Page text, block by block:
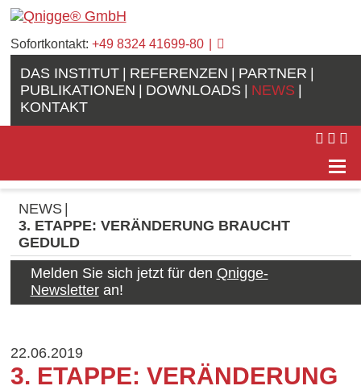
Sofortkontakt: +49 8324 41699-80
DAS INSTITUT REFERENZEN
PARTNER
PUBLIKATIONEN
DOWNLOADS
NEWS
KONTAKT
NEWS
3. ETAPPE: VERÄNDERUNG BRAUCHT
GEDULD
Melden Sie sich jetzt für den Qnigge-
Newsletteran!
22.06.2019
3. ETAPPE: VERÄNDERUNG